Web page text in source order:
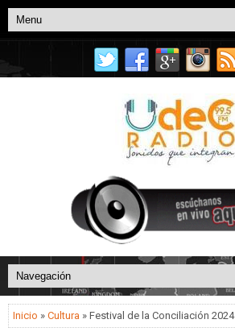
Inicio » Cultura » Festival de la Conciliación 2024